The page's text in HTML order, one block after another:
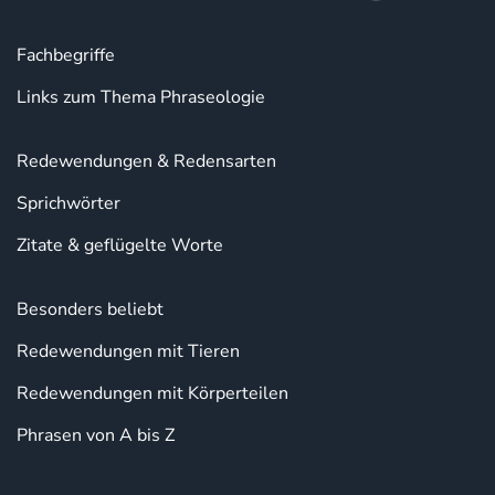
Fachbegriffe
Links zum Thema Phraseologie
Redewendungen & Redensarten
Sprichwörter
Zitate & geflügelte Worte
Besonders beliebt
Redewendungen mit Tieren
Redewendungen mit Körperteilen
Phrasen von A bis Z